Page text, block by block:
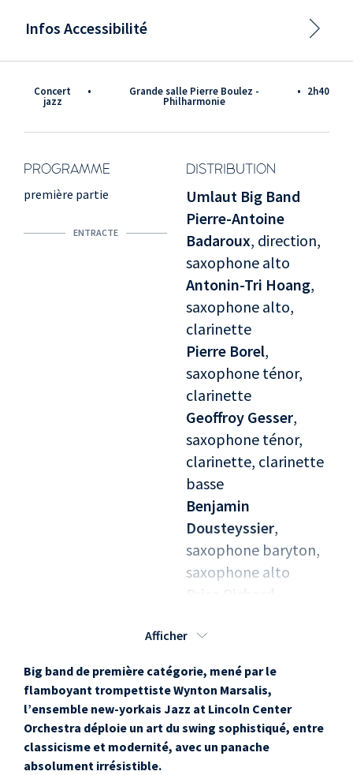
Concert
jazz
• Grande salle Pierre Boulez -
Philharmonie
• 2h40
PROGRAMME DISTRIBUTION
première partie
ENTRACTE
Umlaut Big Band
Pierre-Antoine
Badaroux, direction,
saxophone alto
Antonin-Tri Hoang,
saxophone alto,
clarinette
Pierre Borel,
saxophone ténor,
clarinette
Geoffroy Gesser,
saxophone ténor,
clarinette, clarinette
basse
Benjamin
Dousteyssier,
saxophone baryton,
saxophone alto
Pauline Leblond
trompette
Gabriel Levasseur
trompette
Emil Strandberg,
trompette
Afficher
Big band de première catégorie, mené par le
flamboyant trompettiste Wynton Marsalis,
l’ensemble new-yorkais Jazz at Lincoln Center
Orchestra déploie un art du swing sophistiqué, entre
classicisme et modernité, avec un panache
absolument irrésistible.
Infos Accessibilité